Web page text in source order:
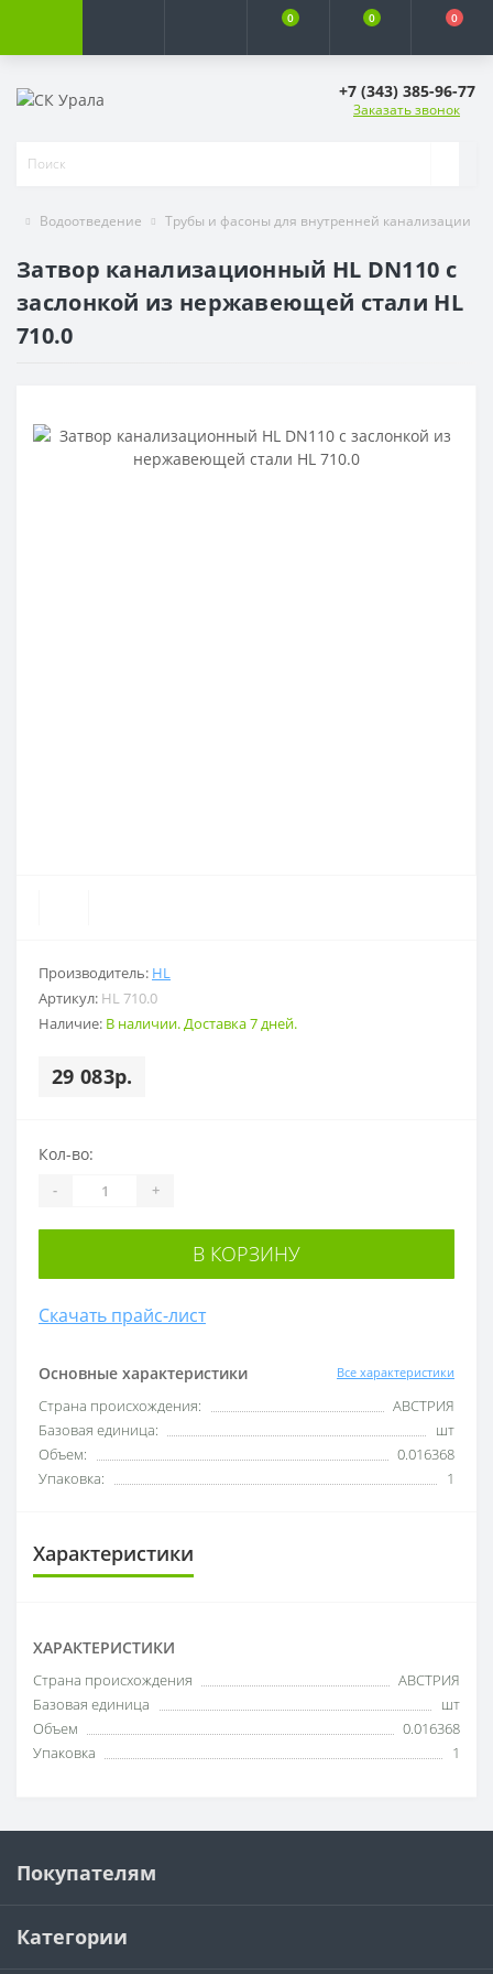
0 0 0
+7 (343) 385-96-77
Заказать звонок
Водоотведение Трубы и фасоны для внутренней канализации
Затвор канализационный HL DN110 с
заслонкой из нержавеющей стали HL
710.0
Производитель: HL
Артикул: HL 710.0
Наличие: В наличии. Доставка 7 дней.
29 083р.
Основные характеристики Все характеристики
Cтрана происхождения:
АВСТРИЯ
Базовая единица:
шт
Объем:
0.016368
Упаковка:
1
Кол-во:
- +
В КОРЗИНУ
Скачать прайс-лист
Характеристики
ХАРАКТЕРИСТИКИ
Cтрана происхождения
АВСТРИЯ
Базовая единица
шт
Объем
0.016368
Упаковка
1
Покупателям
Категории